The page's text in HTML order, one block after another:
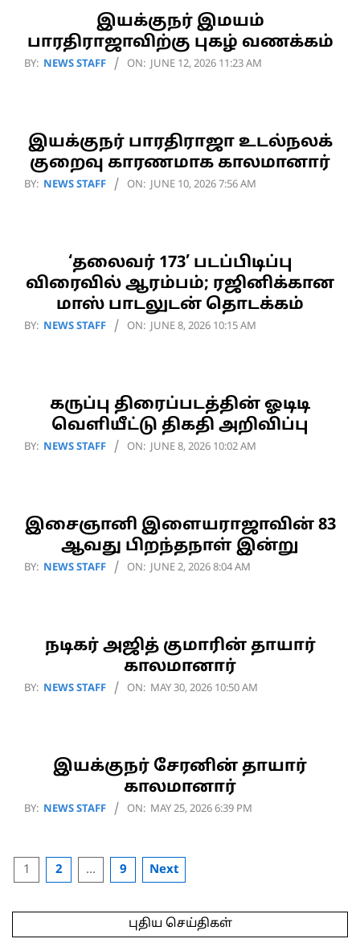
இயக்குநர் இமயம்
பாரதிராஜாவிற்கு புகழ் வணக்கம்
2026-
BY: NEWS STAFF ON: JUNE 12, 2026 11:23 AM
இயக்குநர் பாரதிராஜா உடல்நலக்
குறைவு காரணமாக காலமானார்
2026-
BY: NEWS STAFF ON: JUNE 10, 2026 7:56 AM
‘தலைவர் 173’ படப்பிடிப்பு
விரைவில் ஆரம்பம்; ரஜினிக்கான
மாஸ் பாடலுடன் தொடக்கம்
2026-
BY: NEWS STAFF ON: JUNE 8, 2026 10:15 AM
கருப்பு திரைப்படத்தின் ஓடிடி
வெளியீட்டு திகதி அறிவிப்பு
2026-
BY: NEWS STAFF ON: JUNE 8, 2026 10:02 AM
இசைஞானி இளையராஜாவின் 83
ஆவது பிறந்தநாள் இன்று
2026-
BY: NEWS STAFF ON: JUNE 2, 2026 8:04 AM
நடிகர் அஜித் குமாரின் தாயார்
காலமானார்
2026-
BY: NEWS STAFF ON: MAY 30, 2026 10:50 AM
இயக்குநர் சேரனின் தாயார்
காலமானார்
2026-
BY: NEWS STAFF ON: MAY 25, 2026 6:39 PM
Posts
1 2 … 9 Next
புதிய செய்திகள்